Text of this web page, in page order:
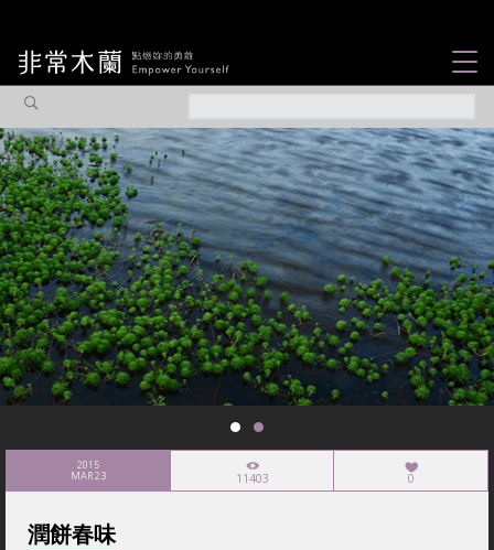
觀點專欄
焦點企劃
社會企業
認識我們
2015
MAR 23 11403 0
潤餅春味